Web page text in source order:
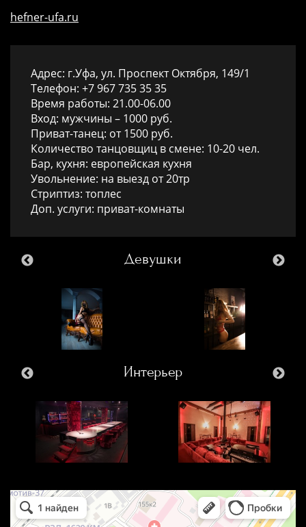
hefner-ufa.ru
Адрес: г.Уфа, ул. Проспект Октября, 149/1
Телефон: +7 967 735 35 35
Время работы: 21.00-06.00
Вход: мужчины – 1000 руб.
Приват-танец: от 1500 руб.
Количество танцовщиц в смене: 10-20 чел.
Бар, кухня: европейская кухня
Увольнение: на выезд от 20тр
Стриптиз: топлес
Доп. услуги: приват-комнаты
Девушки
Интерьер